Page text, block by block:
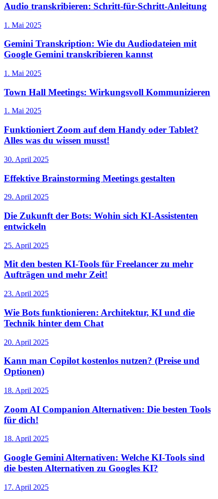
Audio transkribieren: Schritt-für-Schritt-Anleitung
1. Mai 2025
Gemini Transkription: Wie du Audiodateien mit
Google Gemini transkribieren kannst
1. Mai 2025
Town Hall Meetings: Wirkungsvoll Kommunizieren
1. Mai 2025
Funktioniert Zoom auf dem Handy oder Tablet?
Alles was du wissen musst!
30. April 2025
Effektive Brainstorming Meetings gestalten
29. April 2025
Die Zukunft der Bots: Wohin sich KI-Assistenten
entwickeln
25. April 2025
Mit den besten KI-Tools für Freelancer zu mehr
Aufträgen und mehr Zeit!
23. April 2025
Wie Bots funktionieren: Architektur, KI und die
Technik hinter dem Chat
20. April 2025
Kann man Copilot kostenlos nutzen? (Preise und
Optionen)
18. April 2025
Zoom AI Companion Alternativen: Die besten Tools
für dich!
18. April 2025
Google Gemini Alternativen: Welche KI-Tools sind
die besten Alternativen zu Googles KI?
17. April 2025